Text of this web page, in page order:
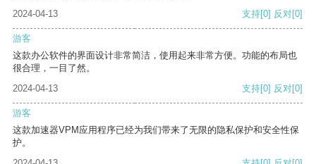
2024-04-13
支持[0] 反对[0]
游客
这款办公软件的界面设计非常简洁，使用起来非常方便。功能的布局也
很合理，一目了然。
2024-04-13
支持[0] 反对[0]
游客
这款加速器VPM应用程序已经为我们带来了无限的隐私保护和安全性保
护。